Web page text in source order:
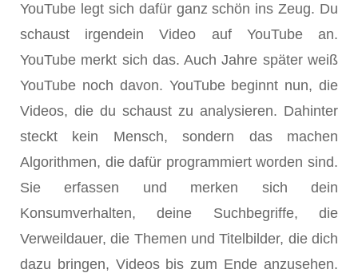
YouTube legt sich dafür ganz schön ins Zeug. Du
schaust irgendein Video auf YouTube an.
YouTube merkt sich das. Auch Jahre später weiß
YouTube noch davon. YouTube beginnt nun, die
Videos, die du schaust zu analysieren. Dahinter
steckt kein Mensch, sondern das machen
Algorithmen, die dafür programmiert worden sind.
Sie erfassen und merken sich dein
Konsumverhalten, deine Suchbegriffe, die
Verweildauer, die Themen und Titelbilder, die dich
dazu bringen, Videos bis zum Ende anzusehen.